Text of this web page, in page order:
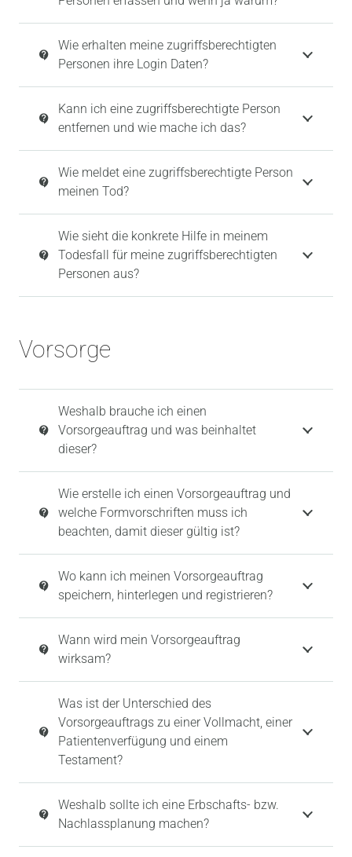
contact_support
Wie erhalten meine zugriffsberechtigten
Personen ihre Login Daten?
contact_support
Kann ich eine zugriffsberechtigte Person
entfernen und wie mache ich das?
contact_support
Wie meldet eine zugriffsberechtigte Person
meinen Tod?
contact_support
Wie sieht die konkrete Hilfe in meinem
Todesfall für meine zugriffsberechtigten
Personen aus?
Vorsorge
contact_support
Weshalb brauche ich einen
Vorsorgeauftrag und was beinhaltet
dieser?
contact_support
Wie erstelle ich einen Vorsorgeauftrag und
welche Formvorschriften muss ich
beachten, damit dieser gültig ist?
contact_support
Wo kann ich meinen Vorsorgeauftrag
speichern, hinterlegen und registrieren?
contact_support
Wann wird mein Vorsorgeauftrag
wirksam?
contact_support
Was ist der Unterschied des
Vorsorgeauftrags zu einer Vollmacht, einer
Patientenverfügung und einem
Testament?
contact_support
Weshalb sollte ich eine Erbschafts- bzw.
Nachlassplanung machen?